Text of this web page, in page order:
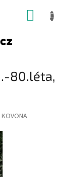
80.léta,
KOVONA